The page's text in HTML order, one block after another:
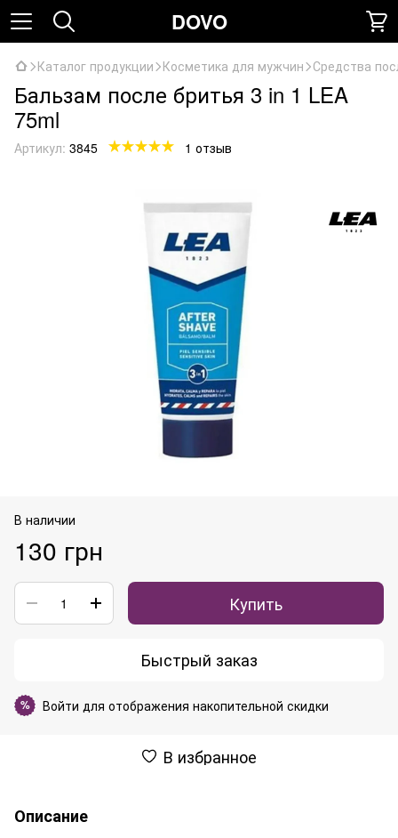
DOVO
Каталог продукции Косметика для мужчин Средства
Бальзам после бритья 3 in 1 LEA
75ml
Артикул: 3845 1 отзыв
В наличии
130 грн
Купить
Быстрый заказ
% Войти для отображения накопительной скидки
В избранное
Описание